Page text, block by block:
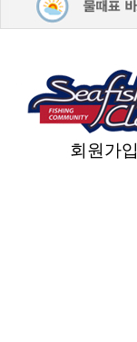
회원가입